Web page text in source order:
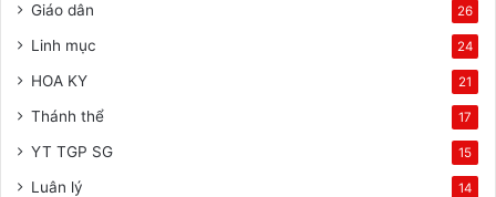
Giáo dân 26
Linh mục 24
HOA KY 21
Thánh thể 17
YT TGP SG 15
Luân lý 14